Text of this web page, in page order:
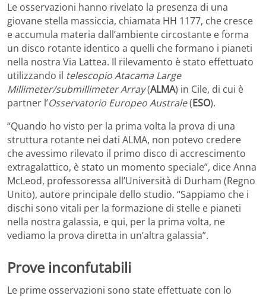
Le osservazioni hanno rivelato la presenza di una
giovane stella massiccia, chiamata HH 1177, che cresce
e accumula materia dall’ambiente circostante e forma
un disco rotante identico a quelli che formano i pianeti
nella nostra Via Lattea. Il rilevamento è stato effettuato
utilizzando il telescopio Atacama Large
Millimeter/submillimeter Array(ALMA) in Cile, di cui è
partner l’Osservatorio Europeo Australe(ESO).
“Quando ho visto per la prima volta la prova di una
struttura rotante nei dati ALMA, non potevo credere
che avessimo rilevato il primo disco di accrescimento
extragalattico, è stato un momento speciale”, dice Anna
McLeod, professoressa all’Università di Durham (Regno
Unito), autore principale dello studio. “Sappiamo che i
dischi sono vitali per la formazione di stelle e pianeti
nella nostra galassia, e qui, per la prima volta, ne
vediamo la prova diretta in un’altra galassia”.
Prove inconfutabili
Le prime osservazioni sono state effettuate con lo